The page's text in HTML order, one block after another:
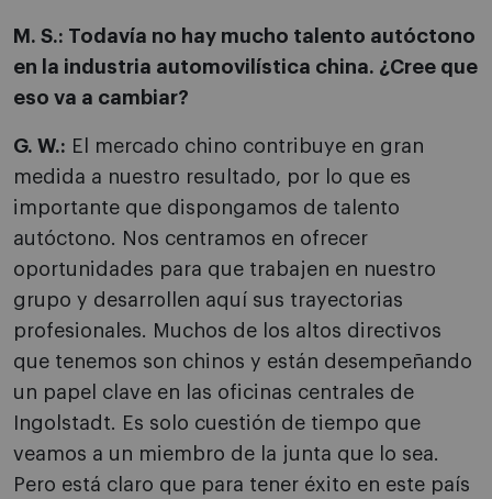
M. S.: Todavía no hay mucho talento autóctono
en la industria automovilística china. ¿Cree que
eso va a cambiar?
G. W.: El mercado chino contribuye en gran
medida a nuestro resultado, por lo que es
importante que dispongamos de talento
autóctono. Nos centramos en ofrecer
oportunidades para que trabajen en nuestro
grupo y desarrollen aquí sus trayectorias
profesionales. Muchos de los altos directivos
que tenemos son chinos y están desempeñando
un papel clave en las oficinas centrales de
Ingolstadt. Es solo cuestión de tiempo que
veamos a un miembro de la junta que lo sea.
Pero está claro que para tener éxito en este país